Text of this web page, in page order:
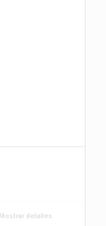
Mostrar detalles